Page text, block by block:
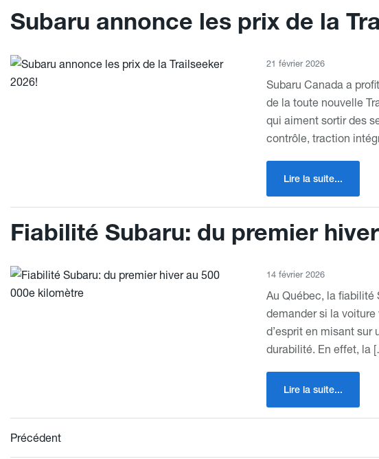
Subaru annonce les prix de la
21 février 2026
Subaru Canada a
de la toute nouvelle
qui aiment sortir des
contrôle, traction
Lire la suite...
Fiabilité Subaru: du premier
14 février 2026
Au Québec, la fiabilité
demander si la
d’esprit en misant
durabilité. En effet, la
Lire la suite...
Précédent